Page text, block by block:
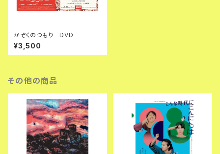
かぞくのつもり DVD
¥3,500
その他の商品